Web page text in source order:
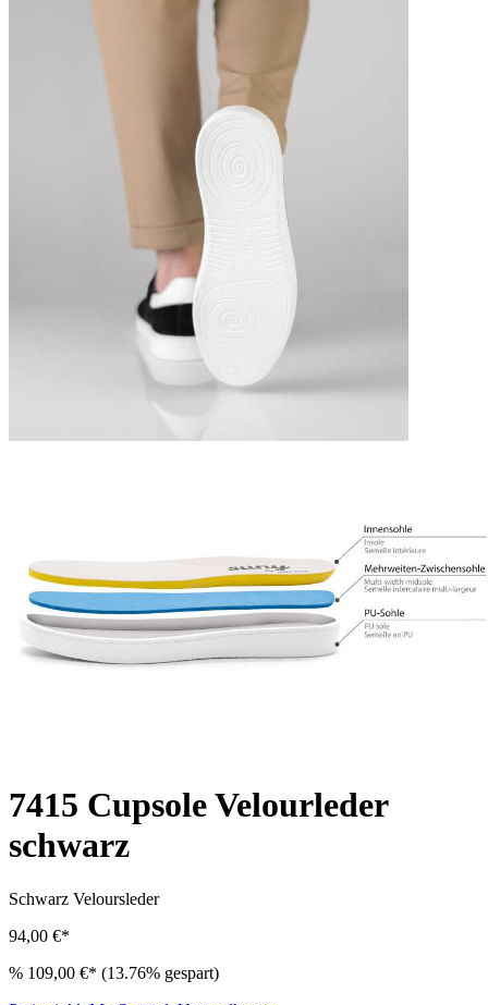
7415 Cupsole Velourleder
schwarz
Schwarz Veloursleder
94,00 €*
% 109,00 €* (13.76% gespart)